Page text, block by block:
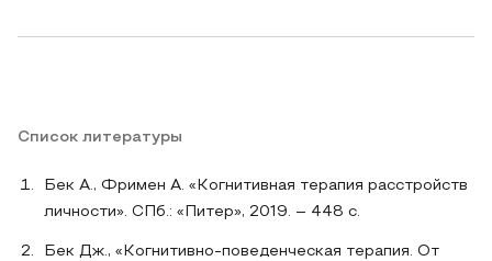
Список литературы
Бек А., Фримен А. «Когнитивная терапия расстройств
личности». СПб.: «Питер», 2019. – 448 с.
Бек Дж., «Когнитивно-поведенческая терапия. От